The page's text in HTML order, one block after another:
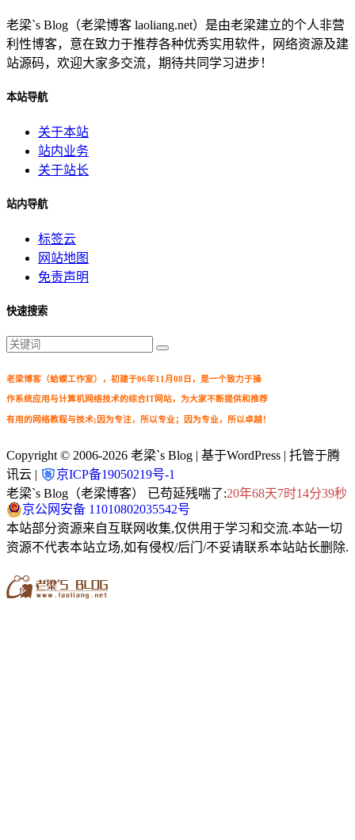
老梁`s Blog（老梁博客 laoliang.net）是由老梁建立的个人非营
利性博客，意在致力于推荐各种优秀实用软件，网络资源及建
站源码，欢迎大家多交流，期待共同学习进步！
本站导航
关于本站
站内业务
关于站长
站内导航
标签云
网站地图
免责声明
快速搜索
老梁博客（蛤蟆工作室），初建于06年11月08日，是一个致力于操
作系统应用与计算机网络技术的综合IT网站，为大家不断提供和推荐
有用的网络教程与技术;因为专注，所以专业；因为专业，所以卓越！
Copyright © 2006-2026 老梁`s Blog | 基于WordPress | 托管于腾
讯云 |
京ICP备19050219号-1
老梁`s Blog（老梁博客） 已苟延残喘了:20年68天7时14分39秒
京公网安备 11010802035542号
本站部分资源来自互联网收集,仅供用于学习和交流.本站一切
资源不代表本站立场,如有侵权/后门/不妥请联系本站站长删除.